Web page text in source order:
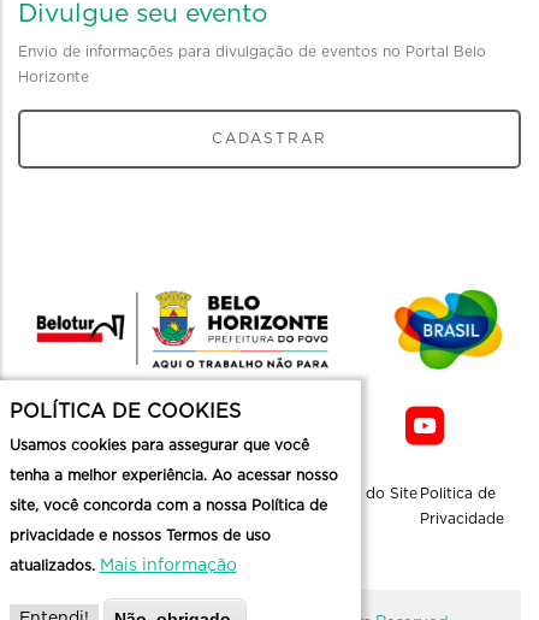
Divulgue seu evento
Envio de informações para divulgação de eventos no Portal Belo
Horizonte
CADASTRAR
Mapa do Site Politica de
Privacidade
POLÍTICA DE COOKIES
Usamos cookies para assegurar que você
tenha a melhor experiência. Ao acessar nosso
site, você concorda com a nossa Política de
privacidade e nossos Termos de uso
atualizados. Mais informação